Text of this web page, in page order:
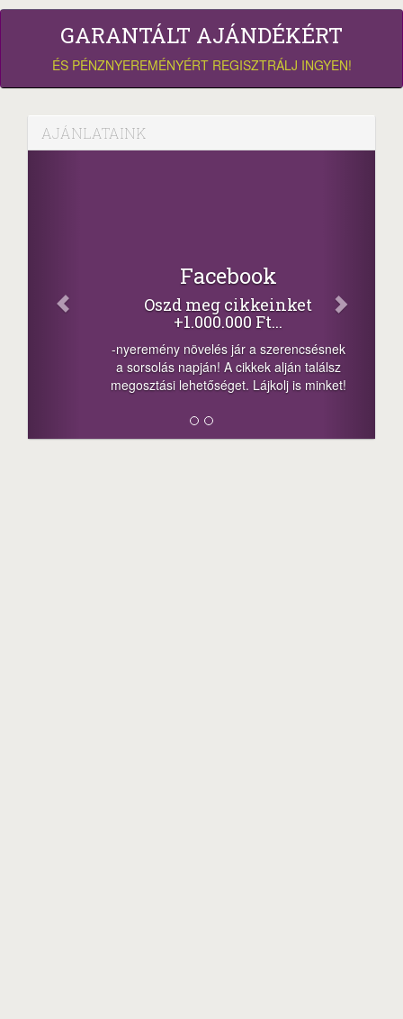
GARANTÁLT AJÁNDÉKÉRT
ÉS PÉNZNYEREMÉNYÉRT REGISZTRÁLJ INGYEN!
AJÁNLATAINK
Facebook
Oszd meg cikkeinket
+1.000.000 Ft...
-nyeremény növelés jár a szerencsésnek
a sorsolás napján! A cikkek alján találsz
megosztási lehetőséget. Lájkolj is minket!